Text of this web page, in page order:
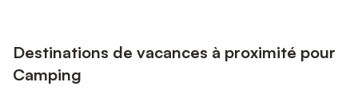
Destinations de vacances à proximité pour
Camping